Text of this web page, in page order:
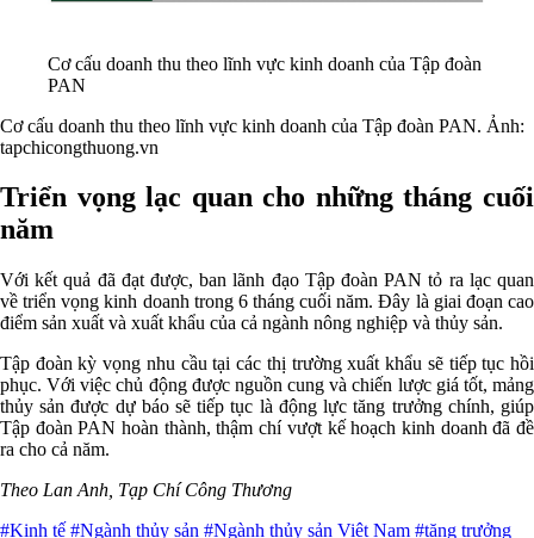
Cơ cấu doanh thu theo lĩnh vực kinh doanh của Tập đoàn
PAN
Cơ cấu doanh thu theo lĩnh vực kinh doanh của Tập đoàn PAN. Ảnh:
tapchicongthuong.vn
Triển vọng lạc quan cho những tháng cuối
năm
Với kết quả đã đạt được, ban lãnh đạo Tập đoàn PAN tỏ ra lạc quan
về triển vọng kinh doanh trong 6 tháng cuối năm. Đây là giai đoạn cao
điểm sản xuất và xuất khẩu của cả ngành nông nghiệp và thủy sản.
Tập đoàn kỳ vọng nhu cầu tại các thị trường xuất khẩu sẽ tiếp tục hồi
phục. Với việc chủ động được nguồn cung và chiến lược giá tốt, mảng
thủy sản được dự báo sẽ tiếp tục là động lực tăng trưởng chính, giúp
Tập đoàn PAN hoàn thành, thậm chí vượt kế hoạch kinh doanh đã đề
ra cho cả năm.
Theo Lan Anh, Tạp Chí Công Thương
#Kinh tế #Ngành thủy sản #Ngành thủy sản Việt Nam #tăng trưởng